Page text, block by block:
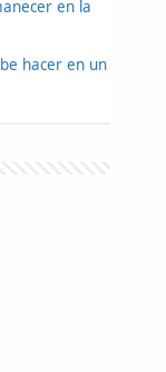
en la
hacer en un